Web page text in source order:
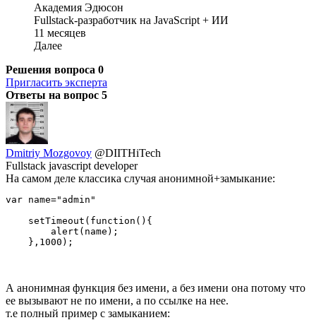
Академия Эдюсон
Fullstack-разработчик на JavaScript + ИИ
11 месяцев
Далее
Решения вопроса 0
Пригласить эксперта
Ответы на вопрос 5
Dmitriy Mozgovoy @DIITHiTech
Fullstack javascript developer
На самом деле классика случая анонимной+замыкание:
var name="admin"
    setTimeout(function(){
        alert(name);
    },1000);
А анонимная функция без имени, а без имени она потому что
ее вызывают не по имени, а по ссылке на нее.
т.е полный пример с замыканием: